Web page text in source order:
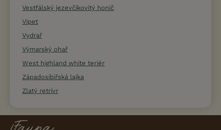
Vestfálský jezevčíkovitý honič
Vipet
Vydrař
Výmarský ohař
West highland white teriér
Západosibiřská lajka
Zlatý retrívr